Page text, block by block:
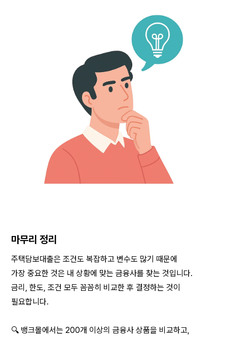
마무리 정리
주택담보대출은 조건도 복잡하고 변수도 많기 때문에
가장 중요한 것은 내 상황에 맞는 금융사를 찾는 것입니다.
금리, 한도, 조건 모두 꼼꼼히 비교한 후 결정하는 것이
필요합니다.
🔍 뱅크몰에서는 200개 이상의 금융사 상품을 비교하고,